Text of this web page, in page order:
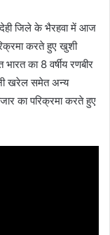
जिले के भैरहवा में आज
करते हुए खुशी
का 8 वर्षीय रणबीर
खरेल समेत अन्य
का परिक्रमा करते हुए